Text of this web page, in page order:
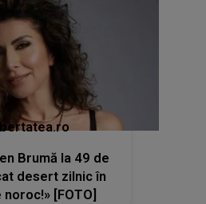
Brumă la 49 de
desert zilnic în
[FOTO]